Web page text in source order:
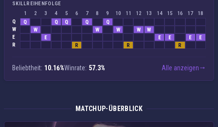
SKILLREIHENFOLGE
1
2 3 4 5 6 7 8 9 10 11 12 13 14 15 16 17
18
Q
Q Q Q Q
Q
W
W W W W
W
E
E E E E
E
R
R R R
Beliebtheit: 10.16%Winrate: 57.3% Alle anzeigen
MATCHUP-ÜBERBLICK